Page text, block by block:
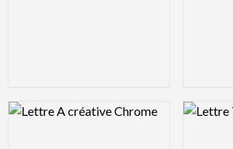
Logo Preview Image Logo